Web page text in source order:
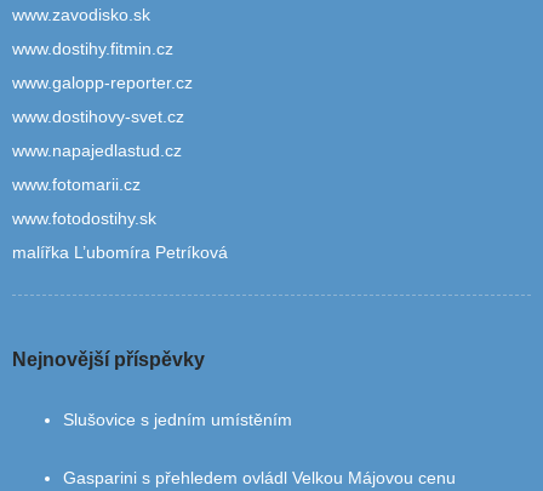
www.zavodisko.sk
www.dostihy.fitmin.cz
www.galopp-reporter.cz
www.dostihovy-svet.cz
www.napajedlastud.cz
www.fotomarii.cz
www.fotodostihy.sk
malířka L’ubomíra Petríková
Nejnovější příspěvky
Slušovice s jedním umístěním
Gasparini s přehledem ovládl Velkou Májovou cenu